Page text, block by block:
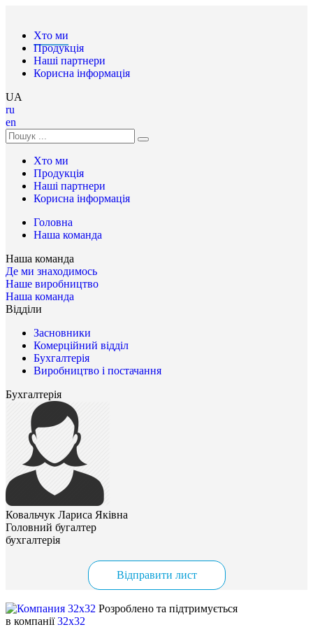
Хто ми
Продукція
Наші партнери
Корисна інформація
UA
ru
en
Хто ми
Продукція
Наші партнери
Корисна інформація
Головна
Наша команда
Наша команда
Де ми знаходимось
Наше виробництво
Наша команда
Відділи
Засновники
Комерційний відділ
Бухгалтерія
Виробництво і постачання
Бухгалтерія
Ковальчук Лариса Яківна
Головний бугалтер
бухгалтерія
Відправити лист
Розроблено та підтримується
в компанії32x32